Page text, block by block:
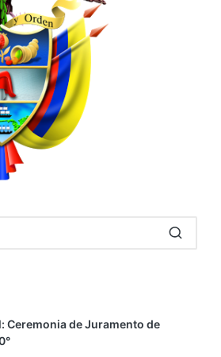
de Juramento de